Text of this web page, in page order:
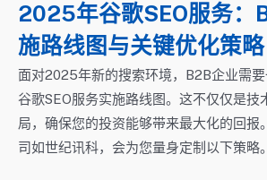
2025年谷歌SEO服务：
施路线图与关键优化策略
面对2025年新的搜索环境，B2B企业需
谷歌SEO服务实施路线图。这不仅仅是技
局，确保您的投资能够带来最大化的回报
司如世纪讯科，会为您量身定制以下策略。